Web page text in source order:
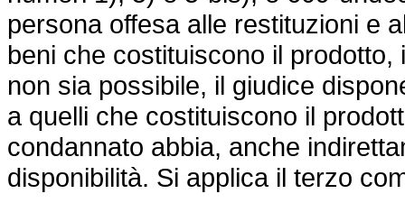
persona offesa alle restituzioni e
beni che costituiscono il
non sia possibile, il giudice
a quelli che costituiscono il
condannato abbia, anche
disponibilità. Si applica il terzo